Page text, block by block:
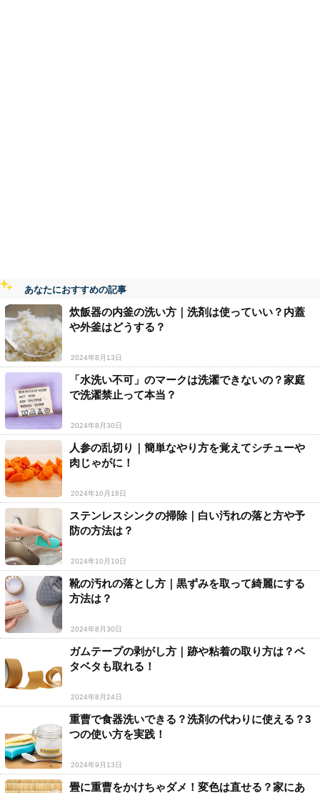
あなたにおすすめの記事
炊飯器の内釜の洗い方｜洗剤は使っていい？内蓋
や外釜はどうする？
2024年8月13日
「水洗い不可」のマークは洗濯できないの？家庭
で洗濯禁止って本当？
2024年8月30日
人参の乱切り｜簡単なやり方を覚えてシチューや
肉じゃがに！
2024年10月18日
ステンレスシンクの掃除｜白い汚れの落と方や予
防の方法は？
2024年10月10日
靴の汚れの落とし方｜黒ずみを取って綺麗にする
方法は？
2024年8月30日
ガムテープの剥がし方｜跡や粘着の取り方は？ベ
タベタも取れる！
2024年8月24日
重曹で食器洗いできる？洗剤の代わりに使える？3
つの使い方を実践！
2024年9月13日
畳に重曹をかけちゃダメ！変色は直せる？家にあ